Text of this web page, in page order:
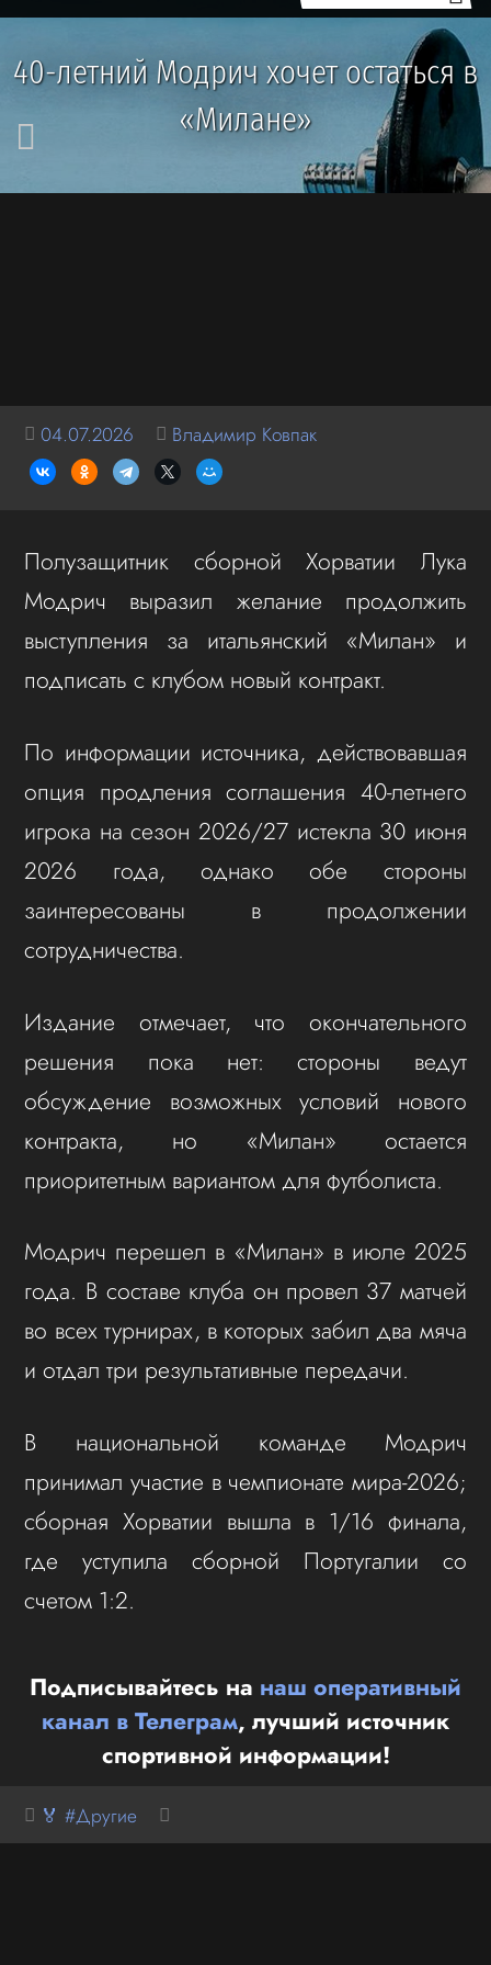
40-летний Модрич хочет остаться в
«Милане»
04.07.2026 Владимир Ковпак
Полузащитник сборной Хорватии Лука
Модрич выразил желание продолжить
выступления за итальянский «Милан» и
подписать с клубом новый контракт.
По информации источника, действовавшая
опция продления соглашения 40‑летнего
игрока на сезон 2026/27 истекла 30 июня
2026 года, однако обе стороны
заинтересованы в продолжении
сотрудничества.
Издание отмечает, что окончательного
решения пока нет: стороны ведут
обсуждение возможных условий нового
контракта, но «Милан» остается
приоритетным вариантом для футболиста.
Модрич перешел в «Милан» в июле 2025
года. В составе клуба он провел 37 матчей
во всех турнирах, в которых забил два мяча
и отдал три результативные передачи.
В национальной команде Модрич
принимал участие в чемпионате мира‑2026;
сборная Хорватии вышла в 1/16 финала,
где уступила сборной Португалии со
счетом 1:2.
Подписывайтесь на наш оперативный
канал в Телеграм, лучший источник
спортивной информации!
🏅 #Другие